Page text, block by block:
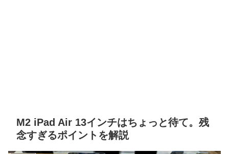
M2 iPad Air 13インチはちょっと待て。残
念すぎるポイントを解説